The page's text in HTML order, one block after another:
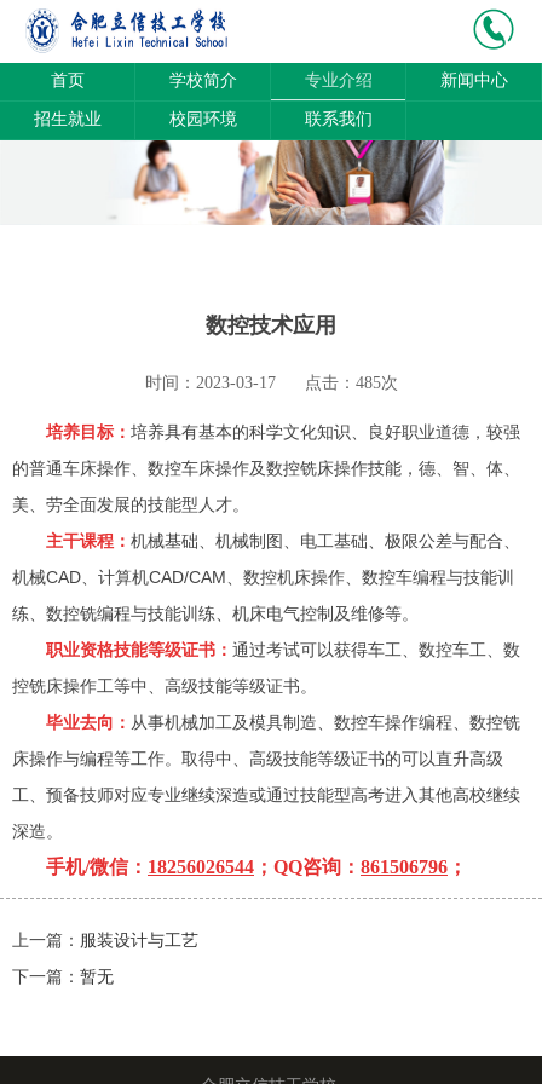
首页 学校简介 专业介绍 新闻中心
招生就业 校园环境 联系我们
数控技术应用
时间：2023-03-17 点击：485次
培养目标： 培养具有基本的科学文化知识、良好职业道德，较强
的普通车床操作、数控车床操作及数控铣床操作技能，德、智、体、
美、劳全面发展的技能型人才。
主干课程： 机械基础、机械制图、电工基础、极限公差与配合、
机械CAD、计算机CAD/CAM、数控机床操作、数控车编程与技能训
练、数控铣编程与技能训练、机床电气控制及维修等。
职业资格技能等级证书： 通过考试可以获得车工、数控车工、数
控铣床操作工等中、高级技能等级证书。
毕业去向： 从事机械加工及模具制造、数控车操作编程、数控铣
床操作与编程等工作。取得中、高级技能等级证书的可以直升高级
工、预备技师对应专业继续深造或通过技能型高考进入其他高校继续
深造。
手机/微信： 18256026544 ；QQ咨询： 861506796 ；
上一篇： 服装设计与工艺
下一篇： 暂无